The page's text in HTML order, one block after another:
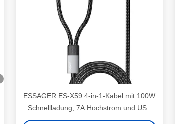
ESSAGER ES-X59 4-in-1-Kabel mit 100W
Schnellladung, 7A Hochstrom und USB
2.0 480Mbit/s Datenübertragung für